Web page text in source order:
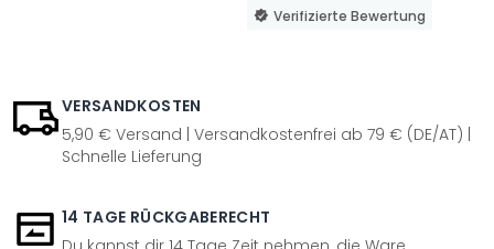
Verifizierte Bewertung
VERSANDKOSTEN
5,90 € Versand | Versandkostenfrei ab 79 € (DE/AT) |
Schnelle Lieferung
14 TAGE RÜCKGABERECHT